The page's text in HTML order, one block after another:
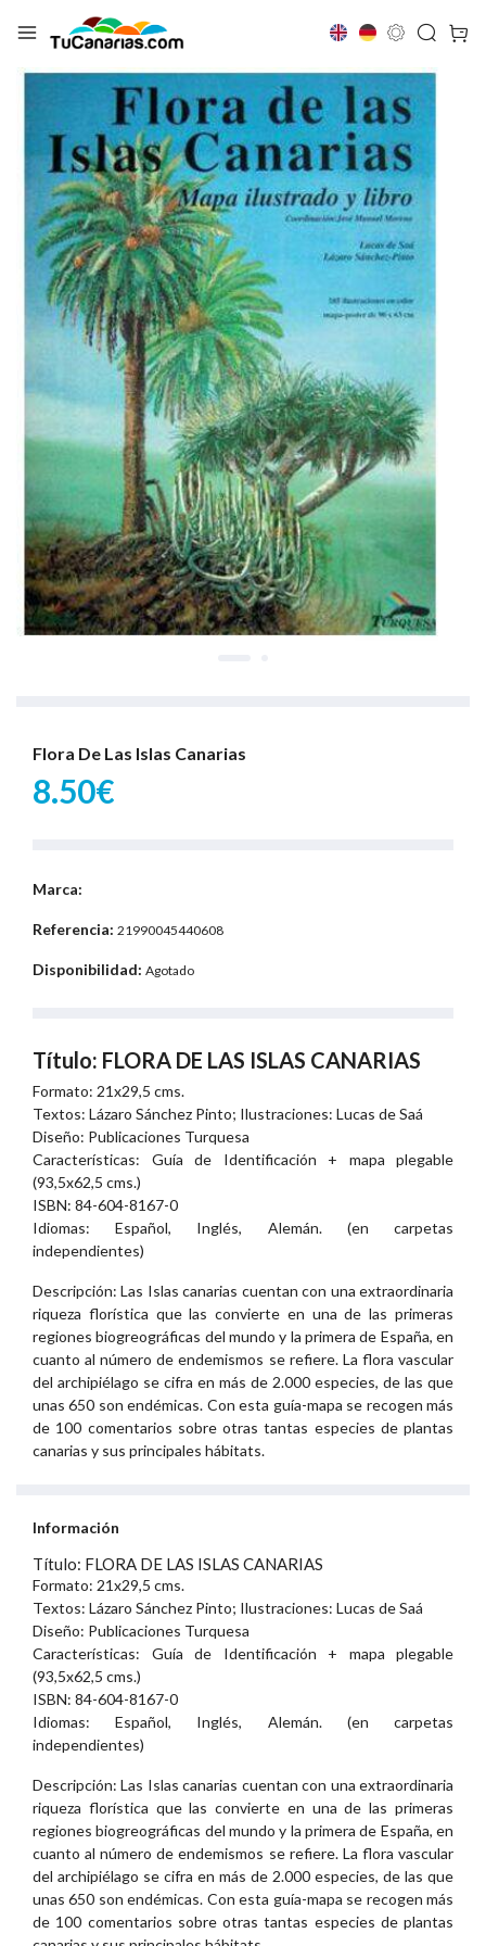
Flora De Las Islas Canarias
8.50€
Marca:
Referencia: 21990045440608
Disponibilidad: Agotado
Título: FLORA DE LAS ISLAS CANARIAS
Formato: 21x29,5 cms.
Textos: Lázaro Sánchez Pinto; Ilustraciones: Lucas de Saá
Diseño: Publicaciones Turquesa
Características: Guía de Identificación + mapa plegable
(93,5x62,5 cms.)
ISBN: 84-604-8167-0
Idiomas: Español, Inglés, Alemán. (en carpetas
independientes)
Descripción: Las Islas canarias cuentan con una extraordinaria
riqueza florística que las convierte en una de las primeras
regiones biogreográficas del mundo y la primera de España, en
cuanto al número de endemismos se refiere. La flora vascular
del archipiélago se cifra en más de 2.000 especies, de las que
unas 650 son endémicas. Con esta guía-mapa se recogen más
de 100 comentarios sobre otras tantas especies de plantas
canarias y sus principales hábitats.
Información
Título: FLORA DE LAS ISLAS CANARIAS
Formato: 21x29,5 cms.
Textos: Lázaro Sánchez Pinto; Ilustraciones: Lucas de Saá
Diseño: Publicaciones Turquesa
Características: Guía de Identificación + mapa plegable
(93,5x62,5 cms.)
ISBN: 84-604-8167-0
Idiomas: Español, Inglés, Alemán. (en carpetas
independientes)
Descripción: Las Islas canarias cuentan con una extraordinaria
riqueza florística que las convierte en una de las primeras
regiones biogreográficas del mundo y la primera de España, en
cuanto al número de endemismos se refiere. La flora vascular
del archipiélago se cifra en más de 2.000 especies, de las que
unas 650 son endémicas. Con esta guía-mapa se recogen más
de 100 comentarios sobre otras tantas especies de plantas